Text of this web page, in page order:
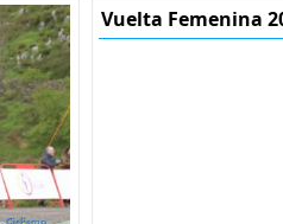
Vuelta Femenina